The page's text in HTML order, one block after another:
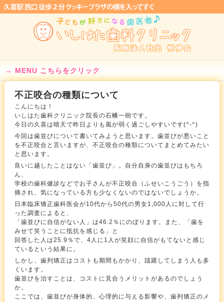
MENU こちらをクリック
不正咬合の種類について
こんにちは！
いしはた歯科クリニック院長の石幡一樹です。
今日の久喜は晴天で昨日よりも風が弱く過ごしやすいです(^-^)
今回は歯並びについて書いてみようと思います。歯並びが悪いこと
を不正咬合と言いますが、不正咬合の種類についてまとめてみたい
と思います。
良いに越したことはない「歯並び」。自分自身の歯並びはもちろ
ん、
学校の歯科健診などでお子さんが不正咬合（ふせいこうごう）を指
摘され、気になっている方も少なくないのではないでしょうか。
日本臨床矯正歯科医会が10代から50代の男女1,000人に対して行
った調査によると、
「歯並びに自信がない人」は46.2％にのぼります。また、「歯を
みせて笑うことに抵抗を感じる」と
回答した人は25.9％で、4人に1人が笑顔に自信がもてないと感じ
ているという結果に。
しかし、歯列矯正はコストも期間もかかり、躊躇してしまう人も多
くいます。
歯並びを治すことは、コストに見合うメリットがあるのでしょう
か。
ここでは、歯並びが身体的、心理的に与える影響や、歯列矯正のメ